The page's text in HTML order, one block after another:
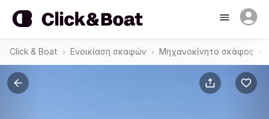
Click & Boat Ενοικίαση σκαφών Μηχανοκίνητο σκάφος